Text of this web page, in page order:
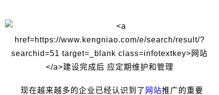
现在越来越多的企业已经认识到了 网站推广的重要